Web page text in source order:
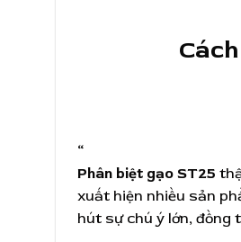
“
Phân biệt gạo ST25
xuất hiện nhiều sản
hút sự chú ý lớn, đồng